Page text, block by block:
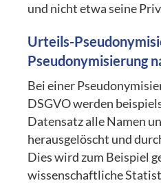
und nicht etwa seine
Urteils-
Pseudonymisierung
Bei einer
DSGVO werden
Datensatz alle Namen
herausgelöscht und
Dies wird zum Beispiel
wissenschaftliche